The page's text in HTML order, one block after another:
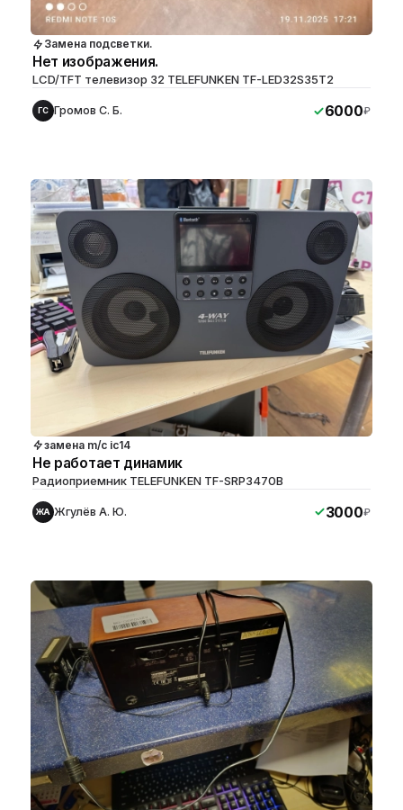
Замена подсветки.
Нет изображения.
LCD/TFT телевизор 32 TELEFUNKEN TF-LED32S35T2
ГС Громов С. Б. 6000₽
замена m/c ic14
Не работает динамик
Радиоприемник TELEFUNKEN TF-SRP3470B
ЖА Жгулёв А. Ю. 3000₽